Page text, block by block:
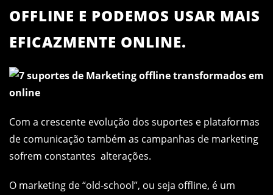
OFFLINE E PODEMOS USAR MAIS
EFICAZMENTE ONLINE.
Com a crescente evolução dos suportes e plataformas
de comunicação também as campanhas de marketing
sofrem constantes alterações.
O marketing de “old-school”, ou seja offline, é um